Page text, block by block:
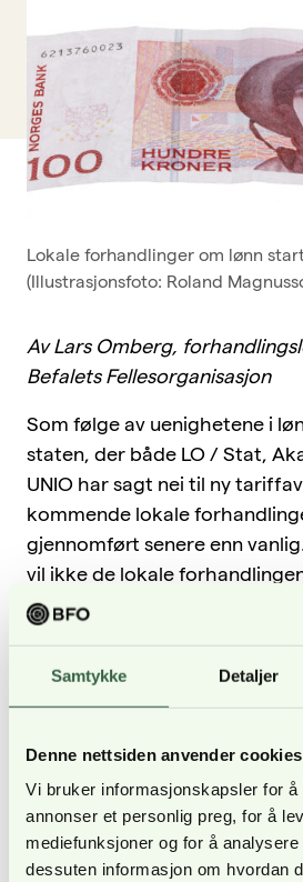
Samtykke Detaljer
Denne nettsiden anvender cookies
Vi bruker informasjonskapsler for å
annonser et personlig preg, for å
mediefunksjoner og for å
dessuten informasjon om hvordan
Siste nytt
Offisersbladet
KAFO
BFO UNG
Tillitsvalgt
Kurskalender
Innmeldingsskjema
Lokale forhandlinger om lønn
(Illustrasjonsfoto: Roland
Av Lars Omberg,
Befalets Fellesorganisasjon
Som følge av uenighetene i
staten, der både LO / Stat,
UNIO har sagt nei til ny
kommende lokale
gjennomført senere enn
vil ikke de lokale
oktober.
YS Stat har sagt ja til ny
dermed vil alle BFOs
lønnsjustering på minimum
Dette vil bli regulert med
vil bli etterbetalt når
er løst.